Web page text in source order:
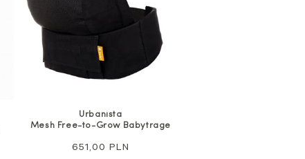
Urbanista
Mesh Free-to-Grow Babytrage
Regulärer
651,00 PLN